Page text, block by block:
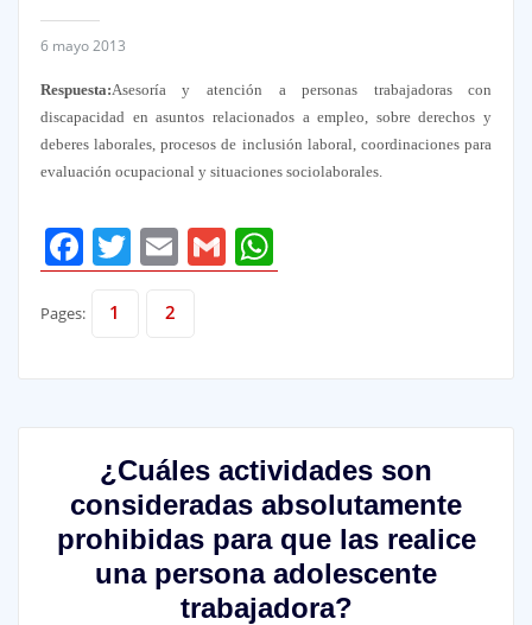
6 mayo 2013
Respuesta:Asesoría y atención a personas trabajadoras con
discapacidad en asuntos relacionados a empleo, sobre derechos y
deberes laborales, procesos de inclusión laboral, coordinaciones para
evaluación ocupacional y situaciones sociolaborales.
Facebook
Twitter
Email
GmailWhatsApp
Pages: 1 2
¿Cuáles actividades son
consideradas absolutamente
prohibidas para que las realice
una persona adolescente
trabajadora?